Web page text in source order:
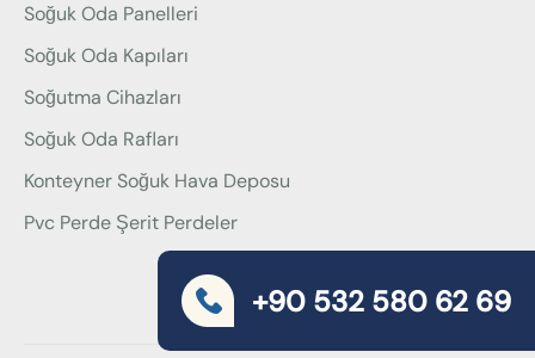
Soğuk Oda Panelleri
Soğuk Oda Kapıları
Soğutma Cihazları
Soğuk Oda Rafları
Konteyner Soğuk Hava Deposu
Pvc Perde Şerit Perdeler
+90 532 580 62 69